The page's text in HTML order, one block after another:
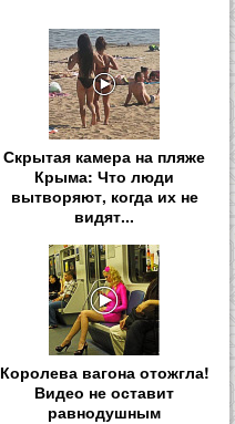
Скрытая камера на пляже
Крыма: Что люди
вытворяют, когда их не
видят...
Королева вагона отожгла!
Видео не оставит
равнодушным